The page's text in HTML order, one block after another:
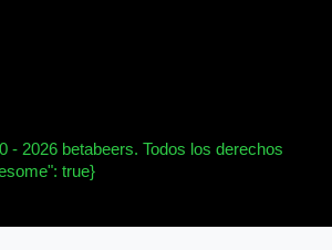
- 2026 betabeers. Todos los derechos
true}